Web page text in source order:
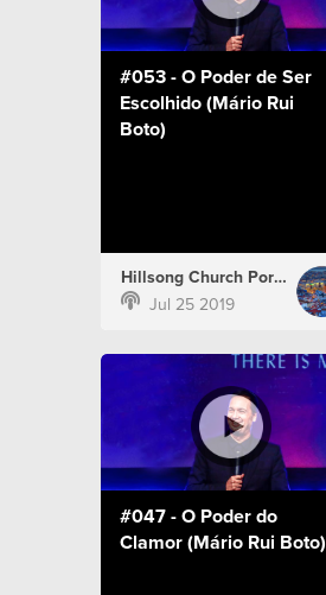
#053 - O Poder de Ser
Escolhido (Mário Rui
Boto)
Hillsong Church Portugal
Jul 25 2019
#047 - O Poder do
Clamor (Mário Rui Boto)